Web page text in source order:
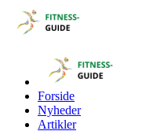
Forside
Nyheder
Artikler